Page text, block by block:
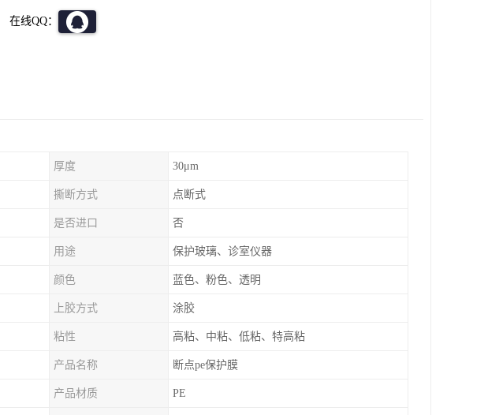
在线QQ：
厚度 30μm
撕断方式 点断式
是否进口 否
用途 保护玻璃、诊室仪器
颜色 蓝色、粉色、透明
上胶方式 涂胶
粘性 高粘、中粘、低粘、特高粘
产品名称 断点pe保护膜
产品材质 PE